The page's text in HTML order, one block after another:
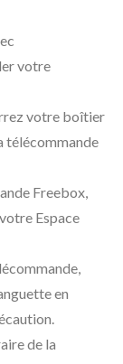
votre
votre boîtier
télécommande
Freebox,
Espace
en
de la